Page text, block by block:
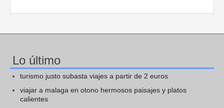
Lo último
turismo justo subasta viajes a partir de 2 euros
viajar a malaga en otono hermosos paisajes y platos
calientes